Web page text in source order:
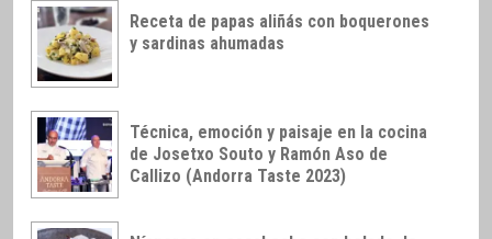
Receta de papas aliñás con boquerones
y sardinas ahumadas
Técnica, emoción y paisaje en la cocina
de Josetxo Souto y Ramón Aso de
Callizo (Andorra Taste 2023)